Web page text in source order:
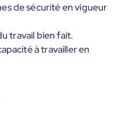
de sécurité en vigueur
travail bien fait.
à travailler en